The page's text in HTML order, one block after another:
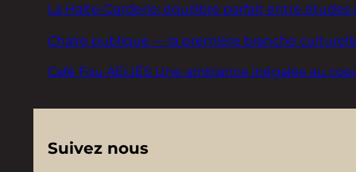
La Halte-Garderie: équilibre parfait entre
Chaire publique — la première branche culturelle
Café Fou AELIÉS Une ambiance inégalée au
Suivez nous